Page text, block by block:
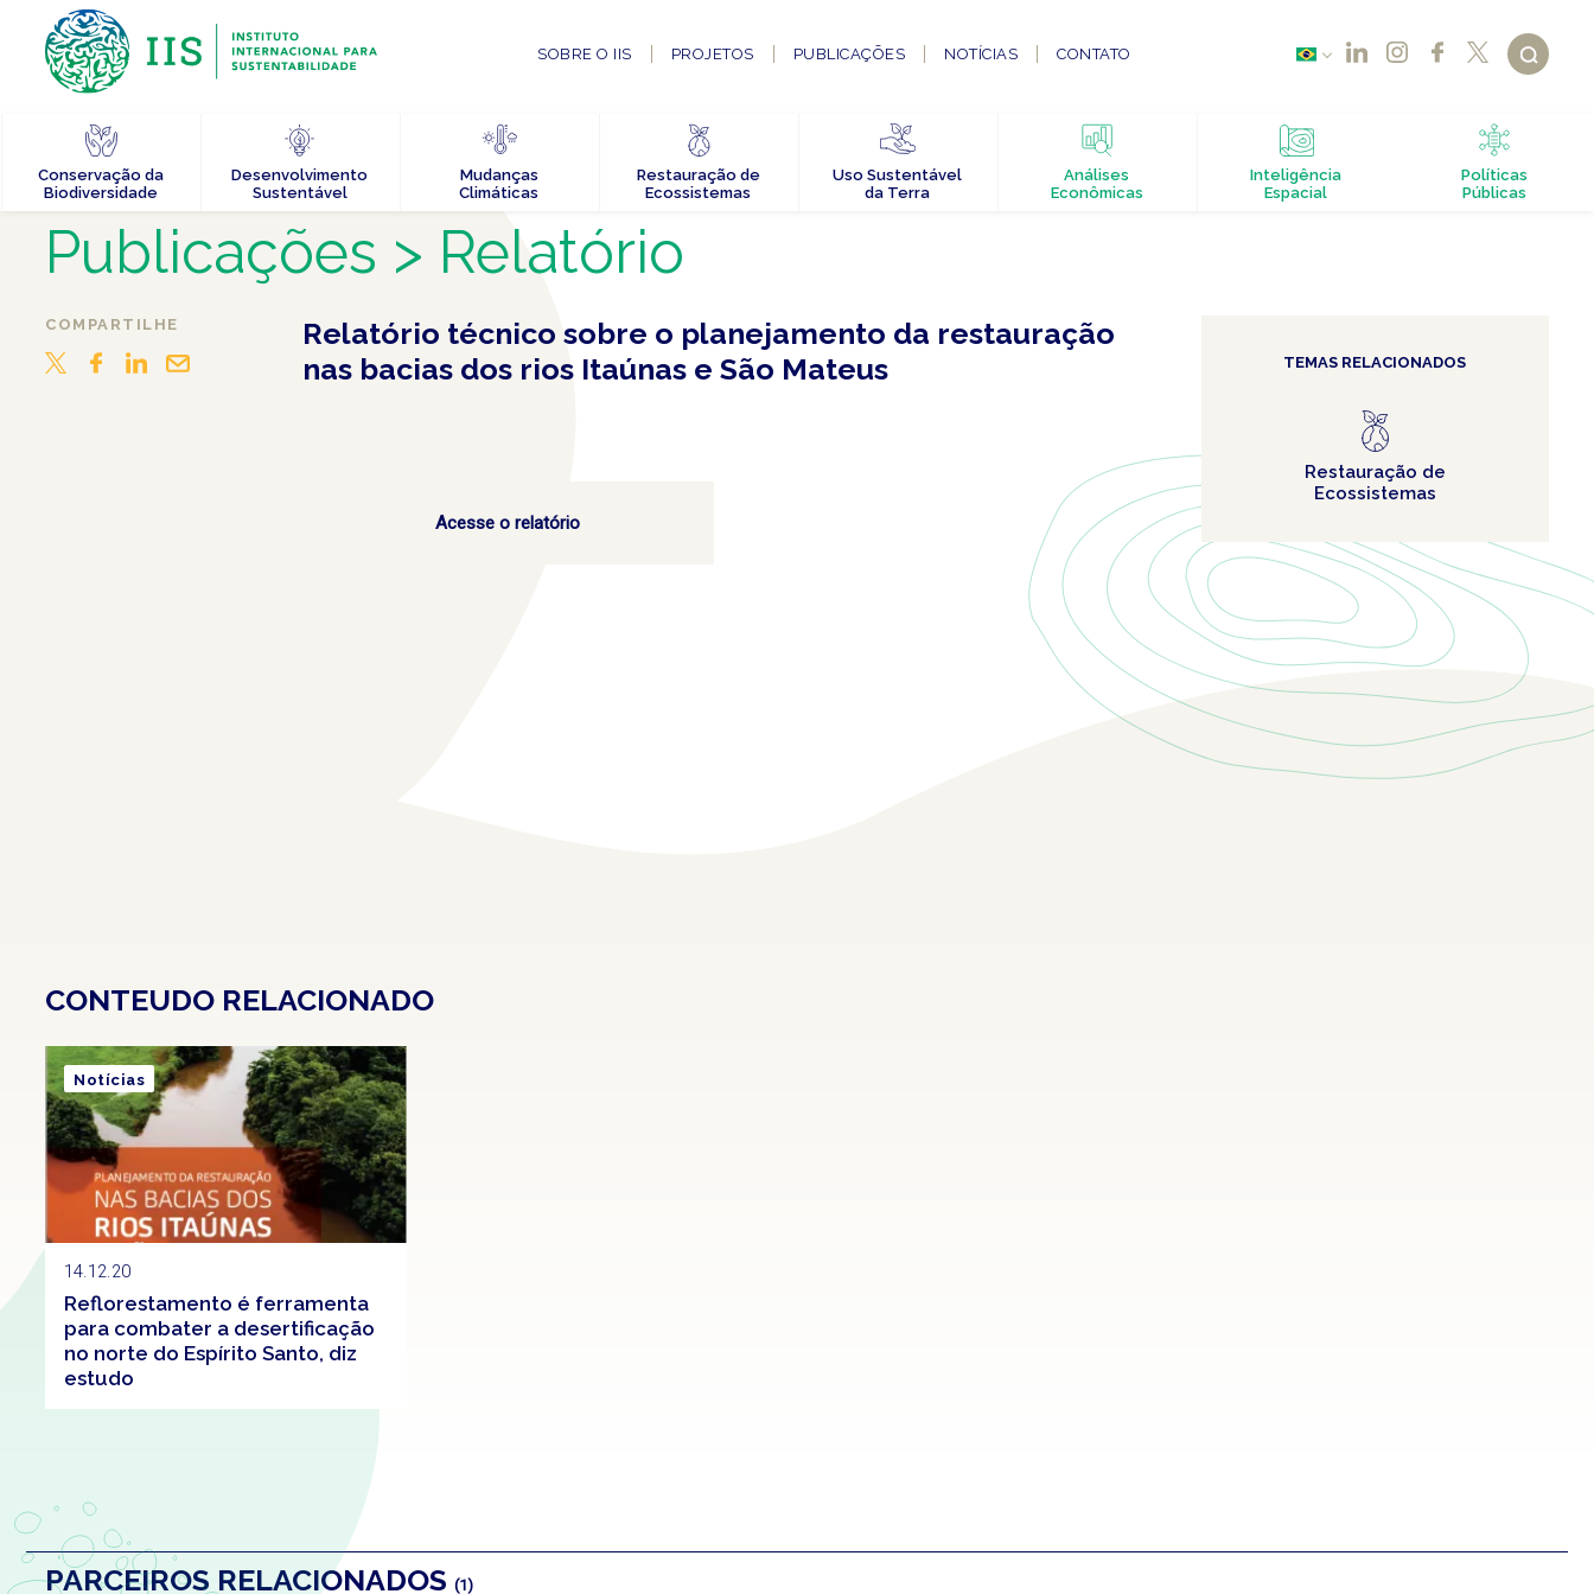
SOBRE O IIS PROJETOS PUBLICAÇÕES NOTÍCIAS CONTATO
Conservação da
Biodiversidade
Desenvolvimento
Sustentável
Mudanças
Climáticas
Restauração de
Ecossistemas
Uso Sustentável
da Terra
Análises
Econômicas
Inteligência
Espacial
Políticas
Públicas
Publicações > Relatório
COMPARTILHE
Relatório técnico sobre o planejamento da restauração
nas bacias dos rios Itaúnas e São Mateus
Acesse o relatório
TEMAS RELACIONADOS
Restauração de
Ecossistemas
CONTEUDO RELACIONADO
14.12.20
Reflorestamento é ferramenta
para combater a desertificação
no norte do Espírito Santo, diz
estudo
Notícias
PARCEIROS RELACIONADOS (1)